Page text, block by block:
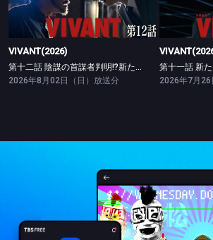
VIVANT(2026)
第十二話 陰謀の首謀者判明!?新たな仲間との対峙
2026年8月02日（日）放送分
第十
第十一話 新
2026年7月26